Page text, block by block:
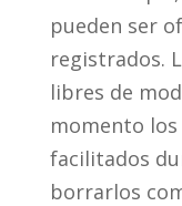
pueden ser
registrados.
libres de
momento
facilitados
borrarlos